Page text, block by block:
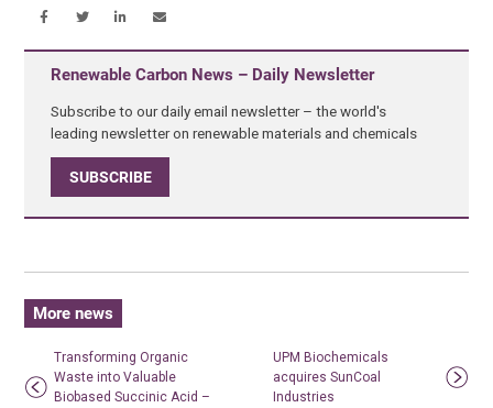
Renewable Carbon News – Daily Newsletter
Subscribe to our daily email newsletter – the world's
leading newsletter on renewable materials and chemicals
SUBSCRIBE
More news
Transforming Organic
Waste into Valuable
Biobased Succinic Acid –
UPM Biochemicals
acquires SunCoal
Industries